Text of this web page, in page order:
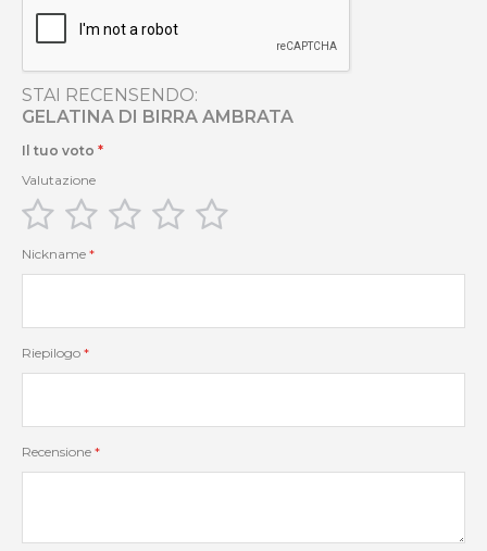
STAI RECENSENDO:
GELATINA DI BIRRA AMBRATA
Il tuo voto
Valutazione
1
star
2
stars
3
stars
4
stars
Nickname
Riepilogo
Recensione